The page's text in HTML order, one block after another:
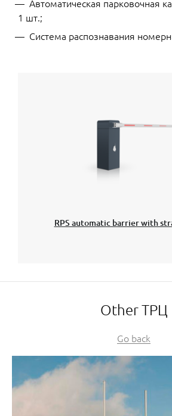
Автоматическая парковочная
1 шт.;
Система распознавания
RPS automatic barrier with
Other ТРЦ
Go back